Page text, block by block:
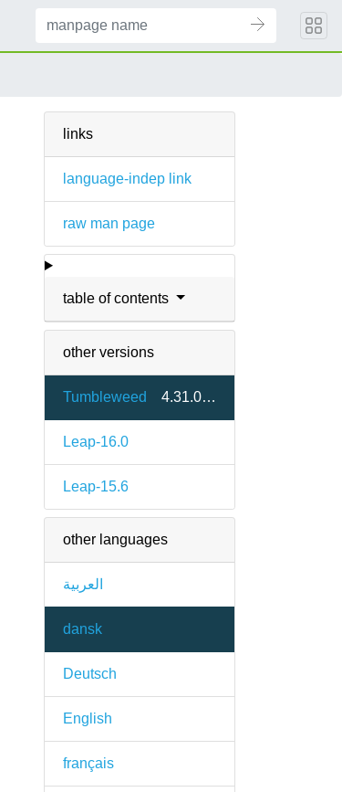
links
language-indep link
raw man page
table of contents
other versions
Tumbleweed 4.31.0-1.2
Leap-16.0
Leap-15.6
other languages
العربية
dansk
Deutsch
English
français